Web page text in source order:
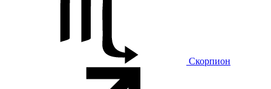
Скорпион